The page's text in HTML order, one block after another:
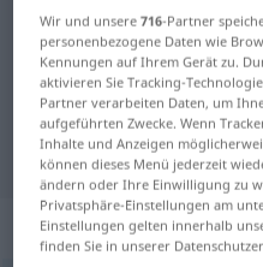
Deutsch-
"Furie"
"Furie"
„Furie“:
Wir und unsere716-Partner
personenbezogene Daten wie
Kennungen auf Ihrem Gerät zu.
aktivieren Sie Tracking-
Partner verarbeiten Daten, um
aufgeführten Zwecke. Wenn
Inhalte und Anzeigen
können dieses Menü jederzeit
ändern oder Ihre Einwilligung zu
Privatsphäre-Einstellungen am
Einstellungen gelten innerhalb
finden Sie in unserer